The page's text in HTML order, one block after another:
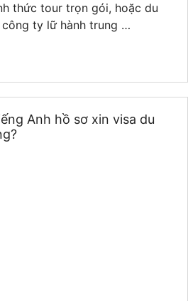
thức tour trọn gói, hoặc du
ty lữ hành trung …
Anh hồ sơ xin visa du